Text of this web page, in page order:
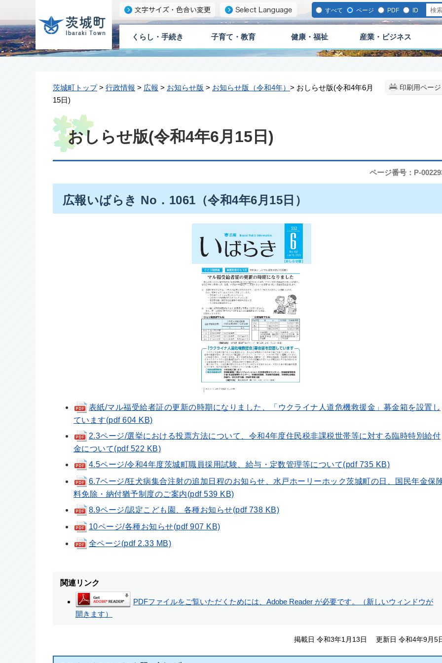
すべて ページ PDF ID
くらし・手続き 子育て・教育 健康・福祉 産業・ビジネス
印刷用ページ
茨城町トップ> 行政情報 > 広報 > お知らせ版 > お知らせ版（令和4年） > おしらせ版(令和4年6月
15日)
おしらせ版(令和4年6月15日)
ページ番号：P-
広報いばらき No．1061（令和4年6月15日）
表紙/マル福受給者証の更新の時期になりました、「ウクライナ人道危機救援金」募金箱を設置し
ています(pdf 604 KB)
2.3ページ/選挙における投票方法について、令和4年度住民税非課税世帯等に対する臨時特別給付
金について(pdf 522 KB)
4.5ページ/令和4年度茨城町職員採用試験、給与・定数管理等について(pdf 735 KB)
6.7ページ/狂犬病集合注射の追加日程のお知らせ、水戸ホーリーホック茨城町の日、国民年金保
料免除・納付猶予制度のご案内(pdf 539 KB)
8.9ページ/認定こども園、各種お知らせ(pdf 738 KB)
10ページ/各種お知らせ(pdf 907 KB)
全ページ(pdf 2.33 MB)
関連リンク
PDFファイルをご覧いただくためには、Adobe Reader が必要です。（新しいウィンドウが
開きます）
掲載日 令和3年1月13日 更新日 令和4年9月5